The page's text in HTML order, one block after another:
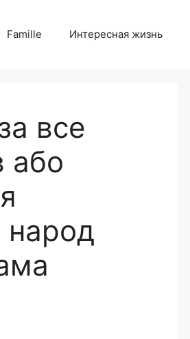
Famille Интересная жизнь
все
або
народ